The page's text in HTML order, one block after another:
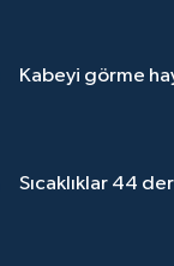
Kabeyi görme
Sıcaklıklar 44